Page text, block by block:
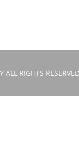
ALL RIGHTS